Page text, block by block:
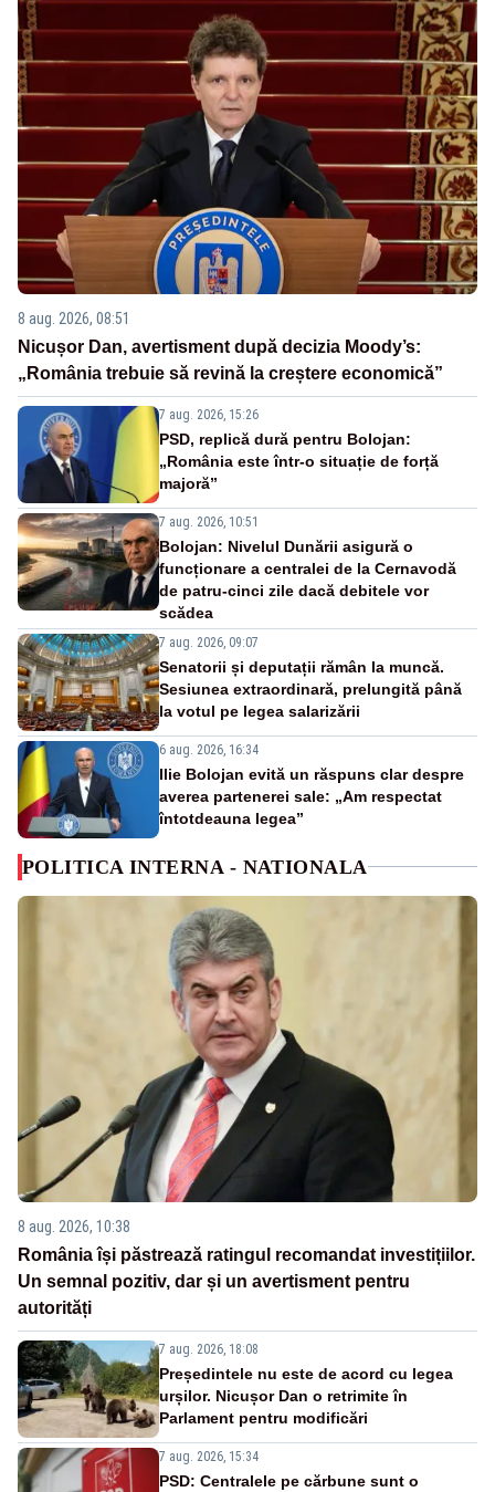
8 aug. 2026, 08:51
Nicușor Dan, avertisment după decizia Moody’s:
„România trebuie să revină la creștere economică”
7 aug. 2026, 15:26
PSD, replică dură pentru Bolojan:
„România este într-o situație de forță
majoră”
7 aug. 2026, 10:51
Bolojan: Nivelul Dunării asigură o
funcționare a centralei de la Cernavodă
de patru-cinci zile dacă debitele vor
scădea
7 aug. 2026, 09:07
Senatorii și deputații rămân la muncă.
Sesiunea extraordinară, prelungită până
la votul pe legea salarizării
6 aug. 2026, 16:34
Ilie Bolojan evită un răspuns clar despre
averea partenerei sale: „Am respectat
întotdeauna legea”
POLITICA INTERNA - NATIONALA
8 aug. 2026, 10:38
România își păstrează ratingul recomandat investițiilor.
Un semnal pozitiv, dar și un avertisment pentru
autorități
7 aug. 2026, 18:08
Președintele nu este de acord cu legea
urșilor. Nicușor Dan o retrimite în
Parlament pentru modificări
7 aug. 2026, 15:34
PSD: Centralele pe cărbune sunt o